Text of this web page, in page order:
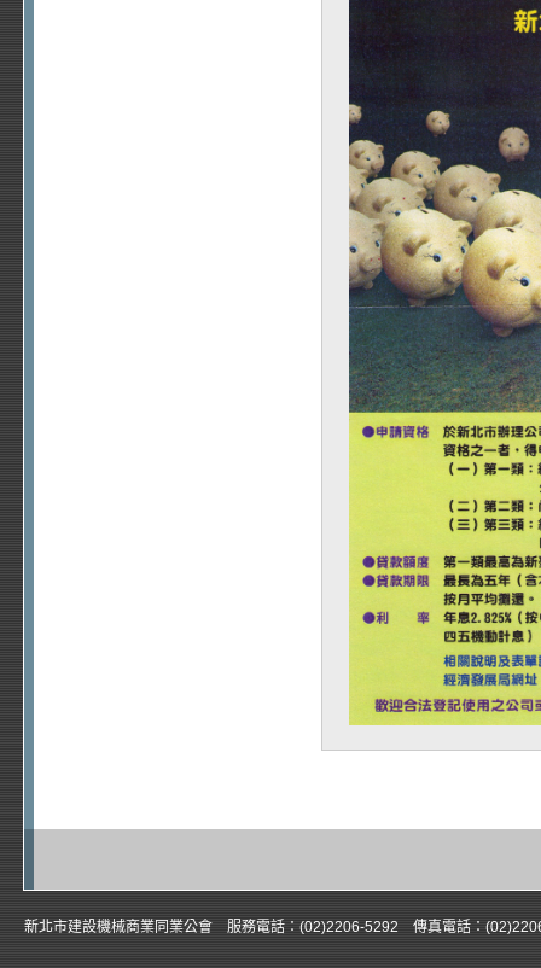
新北市建設機械商業同業公會 服務電話：(02)2206-5292 傳真電話：